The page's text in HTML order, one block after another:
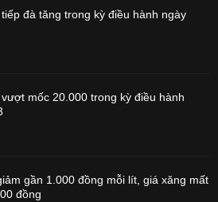
đà tăng trong kỳ điều hành ngày
mốc 20.000 trong kỳ điều hành
gần 1.000 đồng mỗi lít, giá xăng mất
đồng